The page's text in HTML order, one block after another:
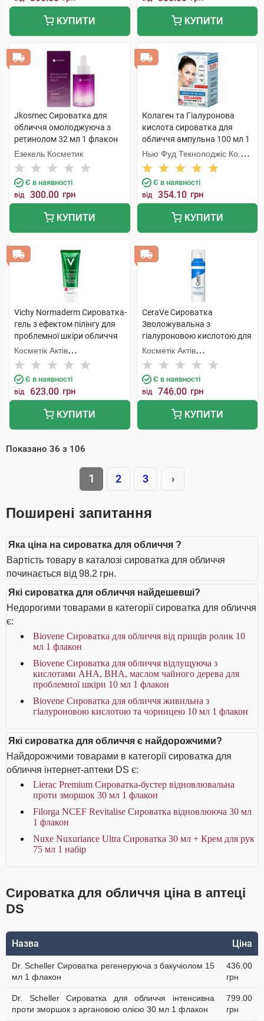
КУПИТИ КУПИТИ
Jkosmec Сироватка для
обличчя омолоджуюча з
ретинолом 32 мл 1 флакон
Езекель Косметик
Є в наявності
від 300.00 грн
КУПИТИ
Колаген та Гіалуронова
кислота сироватка для
обличчя ампульна 100 мл 1
флакон
Нью Фуд Текнолоджіс Ко.
Лтд
Є в наявності
від 354.10 грн
КУПИТИ
Vichy Normaderm Сироватка-
гель з ефектом пілінгу для
проблемної шкіри обличчя
та тіла 125 мл 1 туба
Косметік Актів
Інтернаціональ
Є в наявності
від 623.00 грн
КУПИТИ
CeraVe Сироватка
Зволожувальна з
гіалуроновою кислотою для
всіх типів шкіри обличчя 30
мл 1 флакон
Косметік Актів
Інтернаціональ
Є в наявності
від 746.00 грн
КУПИТИ
Показано 36 з 106
1 2 3 ›
Поширені запитання
Яка ціна на сироватка для обличчя ?
Вартість товару в каталозі сироватка для обличчя
починається від 98.2 грн.
Які сироватка для обличчя найдешевші?
Недорогими товарами в категорії сироватка для обличчя
є:
Biovene Сироватка для обличчя від прищів ролик 10
мл 1 флакон
Biovene Сироватка для обличчя відлущуюча з
кислотами AHA, BHA, маслом чайного дерева для
проблемної шкіри 10 мл 1 флакон
Biovene Сироватка для обличчя живильна з
гіалуроновою кислотою та чорницею 10 мл 1 флакон
Які сироватка для обличчя є найдорожчими?
Найдорожчими товарами в категорії сироватка для
обличчя інтернет-аптеки DS є:
Lierac Premium Сироватка-бустер відновлювальна
проти зморшок 30 мл 1 флакон
Filorga NCEF Revitalise Сироватка відновлююча 30 мл
1 флакон
Nuxe Nuxuriance Ultra Сироватка 30 мл + Крем для рук
75 мл 1 набір
Сироватка для обличчя ціна в аптеці
DS
Назва Ціна
Dr. Scheller Сироватка регенеруюча з бакучіолом 15
мл 1 флакон
436.00
грн
Dr. Scheller Сироватка для обличчя інтенсивна
проти зморшок з аргановою олією 30 мл 1 флакон
799.00
грн